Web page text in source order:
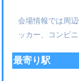
会場情報では周
ッカー、コンビ
最寄り駅